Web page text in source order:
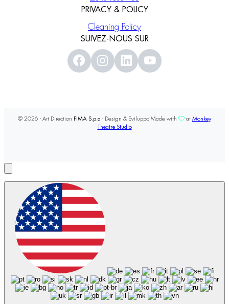
PRIVACY & POLICY
Cleaning Policy
SUIVEZ-NOUS SUR
© 2026 - Art Direction FIMA S.p.a - Design & Sviluppo Made with at Monkey
Theatre Studio